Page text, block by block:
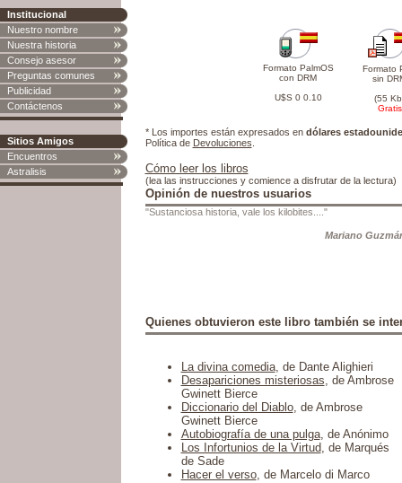
Institucional
Nuestro nombre
Nuestra historia
Consejo asesor
Preguntas comunes
Publicidad
Contáctenos
Sitios Amigos
Encuentros
Astralisis
Formato PalmOS
con DRM
U$S 0 0.10
Formato
sin
(55
Gratis
* Los importes están expresados en dólares
Política de Devoluciones
Cómo leer los libros
(lea las instrucciones y comience a disfrutar de la lectura)
Opinión de nuestros usuarios
"Sustanciosa historia, vale los kilobites...."
Mariano
Quienes obtuvieron este libro también se
La divina comedia, de Dante Alighieri
Desapariciones misteriosas, de Ambrose
Gwinett Bierce
Diccionario del Diablo, de Ambrose
Gwinett Bierce
Autobiografía de una pulga, de Anónimo
Los Infortunios de la Virtud, de Marqués
de Sade
Hacer el verso, de Marcelo di Marco